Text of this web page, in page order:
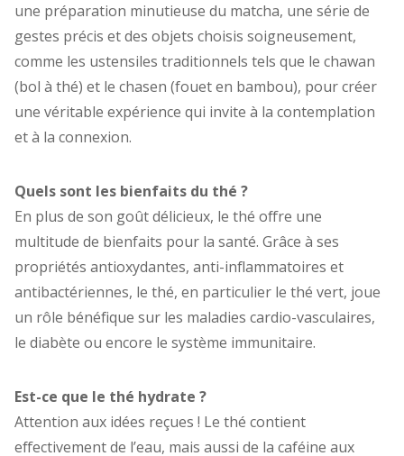
une préparation minutieuse du matcha, une série de
gestes précis et des objets choisis soigneusement,
comme les ustensiles traditionnels tels que le chawan
(bol à thé) et le chasen (fouet en bambou), pour créer
une véritable expérience qui invite à la contemplation
et à la connexion.
Quels sont les bienfaits du thé ?
En plus de son goût délicieux, le thé offre une
multitude de bienfaits pour la santé. Grâce à ses
propriétés antioxydantes, anti-inflammatoires et
antibactériennes, le thé, en particulier le thé vert, joue
un rôle bénéfique sur les maladies cardio-vasculaires,
le diabète ou encore le système immunitaire.
Est-ce que le thé hydrate ?
Attention aux idées reçues ! Le thé contient
effectivement de l’eau, mais aussi de la caféine aux